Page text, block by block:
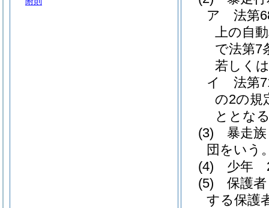
ア
法第
上の自
で法第7
若しく
イ
法第
の2の規
ととな
(3)
暴走
団をいう
(4)
少年
(5)
保護
する保護